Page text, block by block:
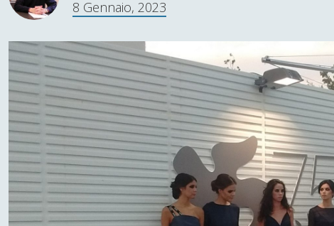
8 Gennaio, 2023